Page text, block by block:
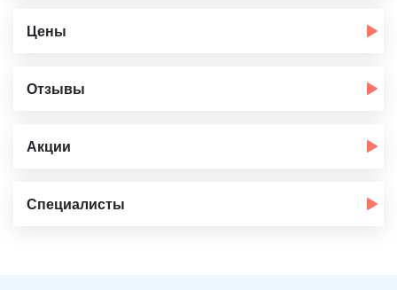
Цены
Отзывы
Акции
Специалисты